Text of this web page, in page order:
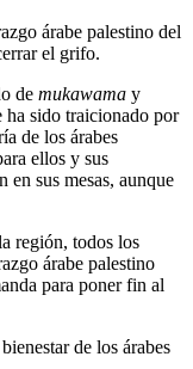
árabe palestino del
el grifo.
de mukawama y
ha sido traicionado por
de los árabes
ellos y sus
en sus mesas, aunque
región, todos los
árabe palestino
para poner fin al
de los árabes